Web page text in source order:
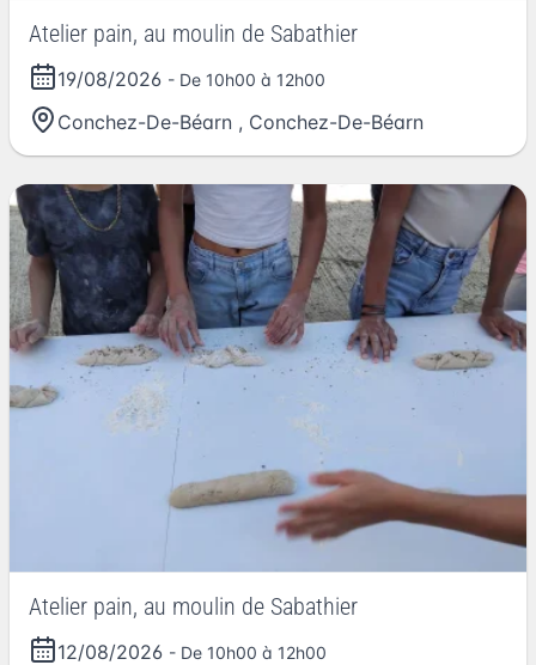
Atelier pain, au moulin de Sabathier
19/08/2026 - De 10h00 à 12h00
Conchez-De-Béarn , Conchez-De-Béarn
Atelier pain, au moulin de Sabathier
12/08/2026 - De 10h00 à 12h00